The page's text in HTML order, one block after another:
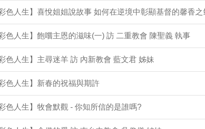
色人生】喜悅姐姐說故事 如何在逆境中彰顯基督的馨香之
色人生】飽嚐主恩的滋味(一) 訪 二重教會 陳聖義 執事
色人生】主尋迷羊 訪 內新教會 藍文君 姊妹
色人生】新春的祝福與期許
色人生】牧會默觀 - 你知所信的是誰嗎?